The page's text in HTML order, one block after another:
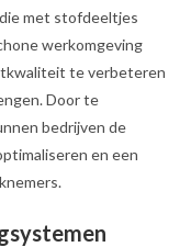
met stofdeeltjes
werkomgeving
te verbeteren
Door te
bedrijven de
en een